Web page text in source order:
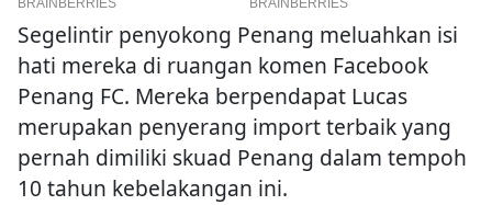
Segelintir penyokong Penang meluahkan isi
hati mereka di ruangan komen Facebook
Penang FC. Mereka berpendapat Lucas
merupakan penyerang import terbaik yang
pernah dimiliki skuad Penang dalam tempoh
10 tahun kebelakangan ini.